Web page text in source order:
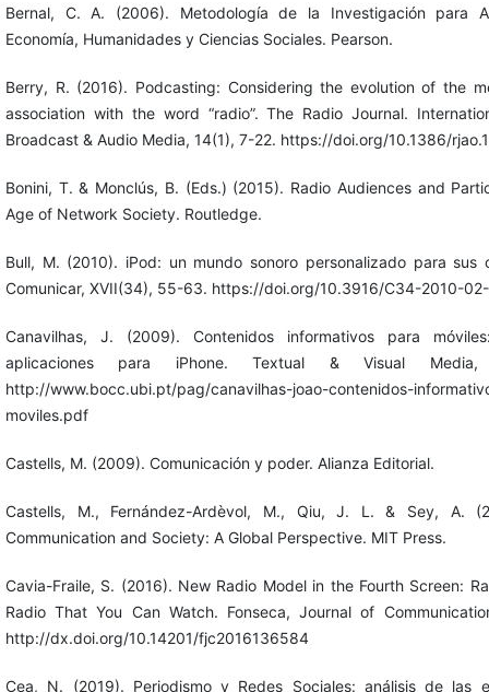
Bernal, C. A. (2006). Metodología de la Investigación para
Economía, Humanidades y Ciencias Sociales. Pearson.
Berry, R. (2016). Podcasting: Considering the evolution of the
association with the word “radio”. The Radio Journal.
Broadcast & Audio Media, 14(1), 7-22. https://doi.org/10.1386/
Bonini, T. & Monclús, B. (Eds.) (2015). Radio Audiences and
Age of Network Society. Routledge.
Bull, M. (2010). iPod: un mundo sonoro personalizado para sus
Comunicar, XVII(34), 55-63. https://doi.org/10.3916/C34-2010-
Canavilhas, J. (2009). Contenidos informativos para
aplicaciones para iPhone. Textual & Visual
http://www.bocc.ubi.pt/pag/canavilhas-joao-contenidos-
moviles.pdf
Castells, M. (2009). Comunicación y poder. Alianza Editorial.
Castells, M., Fernández-Ardèvol, M., Qiu, J. L. & Sey, A.
Communication and Society: A Global Perspective. MIT Press.
Cavia-Fraile, S. (2016). New Radio Model in the Fourth Screen:
Radio That You Can Watch. Fonseca, Journal of
http://dx.doi.org/10.14201/fjc2016136584
Cea, N. (2019). Periodismo y Redes Sociales: análisis de las